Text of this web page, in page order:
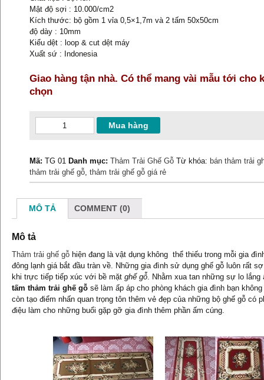
Mật độ sợi : 10.000/cm2
Kích thước: bộ gồm 1 vỉa 0,5×1,7m và 2 tấm 50x50cm
độ dày : 10mm
Kiểu dệt : loop & cut dệt máy
Xuất sứ : Indonesia
Giao hàng tận nhà. Có thể mang vài mẫu tới cho
chọn
trải
gỗ
hoa
số
lượng
Mua hàng
Mã: TG 01 Danh mục: Thảm Trải Ghế Gỗ Từ khóa: bán thảm trải
thảm trải ghế gỗ, thảm trải ghế gỗ giá rẻ
MÔ TẢ COMMENT (0)
Mô tả
Thảm trải ghế gỗ hiện đang là vật dụng không thể thiếu trong mỗi gia
đông lạnh giá bắt đầu tràn về. Những gia đình sử dụng ghế gỗ luôn rất
khi trực tiếp tiếp xúc với bề mặt ghế gỗ. Nhằm xua tan những sự lo lắng
tấm thảm trải ghế gỗ sẽ làm ấp áp cho phòng khách gia đình bạn
còn tạo điểm nhấn quan trọng tôn thêm vẻ đẹp của những bộ ghế gỗ có
điệu làm cho những buổi gặp gỡ gia đình thêm phần ấm cúng.